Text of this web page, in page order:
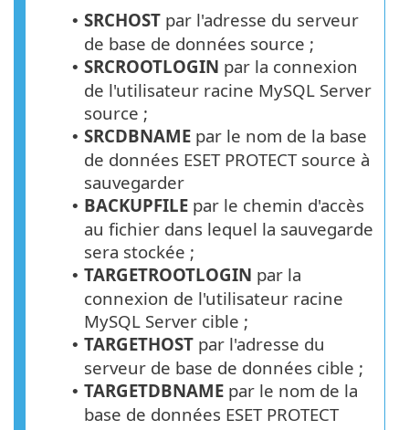
• SRCHOST par l'adresse du serveur
de base de données source ;
• SRCROOTLOGIN par la connexion
de l'utilisateur racine MySQL Server
source ;
• SRCDBNAME par le nom de la base
de données ESET PROTECT source à
sauvegarder
• BACKUPFILE par le chemin d'accès
au fichier dans lequel la sauvegarde
sera stockée ;
• TARGETROOTLOGIN par la
connexion de l'utilisateur racine
MySQL Server cible ;
• TARGETHOST par l'adresse du
serveur de base de données cible ;
• TARGETDBNAME par le nom de la
base de données ESET PROTECT